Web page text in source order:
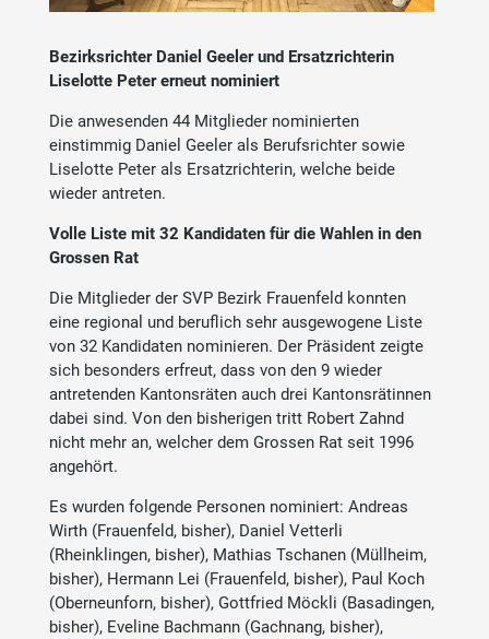
Bezirksrichter Daniel Geeler und Ersatzrichterin
Liselotte Peter erneut nominiert
Die anwesenden 44 Mitglieder nominierten
einstimmig Daniel Geeler als Berufsrichter sowie
Liselotte Peter als Ersatzrichterin, welche beide
wieder antreten.
Volle Liste mit 32 Kandidaten für die Wahlen in den
Grossen Rat
Die Mitglieder der SVP Bezirk Frauenfeld konnten
eine regional und beruflich sehr ausgewogene Liste
von 32 Kandidaten nominieren. Der Präsident zeigte
sich besonders erfreut, dass von den 9 wieder
antretenden Kantonsräten auch drei Kantonsrätinnen
dabei sind. Von den bisherigen tritt Robert Zahnd
nicht mehr an, welcher dem Grossen Rat seit 1996
angehört.
Es wurden folgende Personen nominiert: Andreas
Wirth (Frauenfeld, bisher), Daniel Vetterli
(Rheinklingen, bisher), Mathias Tschanen (Müllheim,
bisher), Hermann Lei (Frauenfeld, bisher), Paul Koch
(Oberneunforn, bisher), Gottfried Möckli (Basadingen,
bisher), Eveline Bachmann (Gachnang, bisher),